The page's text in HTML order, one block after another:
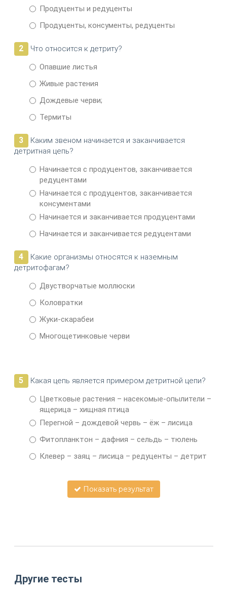
Продуценты и редуценты
Продуценты, консументы, редуценты
2
Что относится к детриту?
Опавшие листья
Живые растения
Дождевые черви;
Термиты
3
Каким звеном начинается и заканчивается
детритная цепь?
Начинается с продуцентов, заканчивается
редуцентами
Начинается с продуцентов, заканчивается
консументами
Начинается и заканчивается продуцентами
Начинается и заканчивается редуцентами
4
Какие организмы относятся к наземным
детритофагам?
Двустворчатые моллюски
Коловратки
Жуки-скарабеи
Многощетинковые черви
5
Какая цепь является примером детритной цепи?
Цветковые растения – насекомые-опылители –
ящерица – хищная птица
Перегной – дождевой червь – ёж – лисица
Фитопланктон – дафния – сельдь – тюлень
Клевер – заяц – лисица – редуценты – детрит
Показать результат
Другие тесты